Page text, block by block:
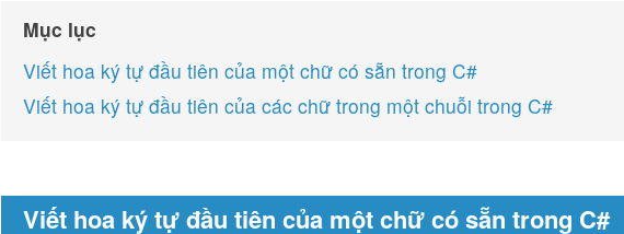
Mục lục
Viết hoa ký tự đầu tiên của một chữ có sẵn trong C#
Viết hoa ký tự đầu tiên của các chữ trong một chuỗi trong C#
Viết hoa ký tự đầu tiên của một chữ có sẵn trong C#